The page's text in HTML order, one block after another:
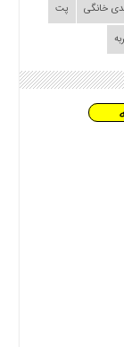
خانگی
پت